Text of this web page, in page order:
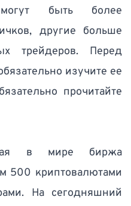
быть более
другие больше
трейдеров. Перед
изучите ее
прочитайте
в мире биржа
500 криптовалютами
На сегодняшний